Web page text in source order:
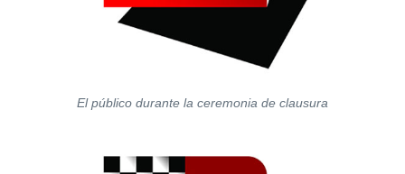
El público durante la ceremonia de clausura